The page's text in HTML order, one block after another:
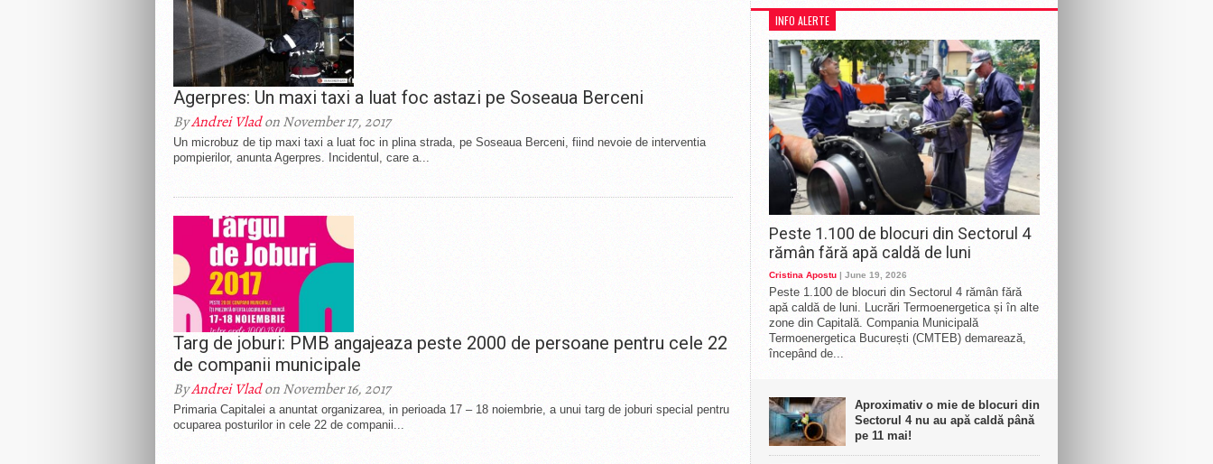
Agerpres: Un maxi taxi a luat foc astazi pe Soseaua Berceni
ByAndrei Vladon November 17, 2017
Un microbuz de tip maxi taxi a luat foc in plina strada, pe Soseaua Berceni, fiind nevoie de interventia
pompierilor, anunta Agerpres. Incidentul, care a...
Targ de joburi: PMB angajeaza peste 2000 de persoane pentru cele 22
de companii municipale
ByAndrei Vladon November 16, 2017
Primaria Capitalei a anuntat organizarea, in perioada 17 – 18 noiembrie, a unui targ de joburi special pentru
ocuparea posturilor in cele 22 de companii...
INFO ALERTE
Peste 1.100 de blocuri din Sectorul 4
rămân fără apă caldă de luni
Cristina Apostu | June 19, 2026
Peste 1.100 de blocuri din Sectorul 4 rămân fără
apă caldă de luni. Lucrări Termoenergetica și în alte
zone din Capitală. Compania Municipală
Termoenergetica București (CMTEB) demarează,
începând de...
Aproximativ o mie de blocuri din
Sectorul 4 nu au apă caldă până
pe 11 mai!